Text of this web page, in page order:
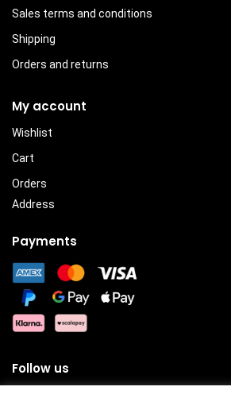
Sales terms and conditions
Shipping
Orders and returns
My account
Wishlist
Cart
Orders
Address
Payments
Follow us